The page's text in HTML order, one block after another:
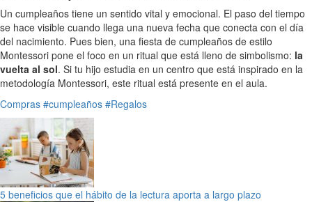
Un cumpleaños tiene un sentido vital y emocional. El paso del tiempo
se hace visible cuando llega una nueva fecha que conecta con el día
del nacimiento. Pues bien, una fiesta de cumpleaños de estilo
Montessori pone el foco en un ritual que está lleno de simbolismo: la
vuelta al sol. Si tu hijo estudia en un centro que está inspirado en la
metodología Montessori, este ritual está presente en el aula.
Compras #cumpleaños #Regalos
5 beneficios que el hábito de la lectura aporta a largo plazo